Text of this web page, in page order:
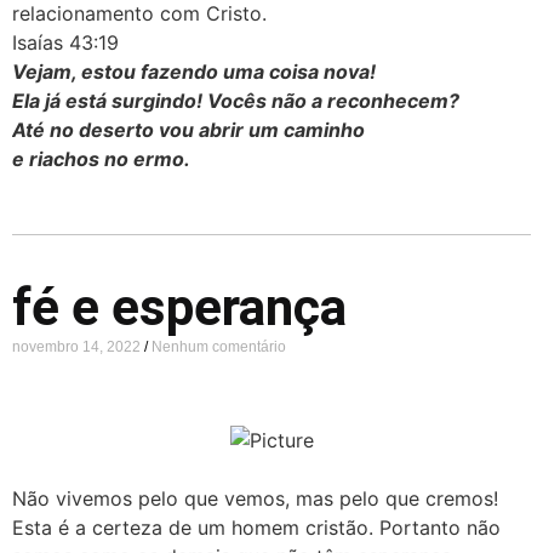
relacionamento com Cristo.
Isaías 43:19
Vejam, estou fazendo uma coisa nova!
Ela já está surgindo! Vocês não a reconhecem?
Até no deserto vou abrir um caminho
e riachos no ermo.
fé e esperança
novembro 14, 2022 Nenhum comentário
Não vivemos pelo que vemos, mas pelo que cremos!
Esta é a certeza de um homem cristão. Portanto não